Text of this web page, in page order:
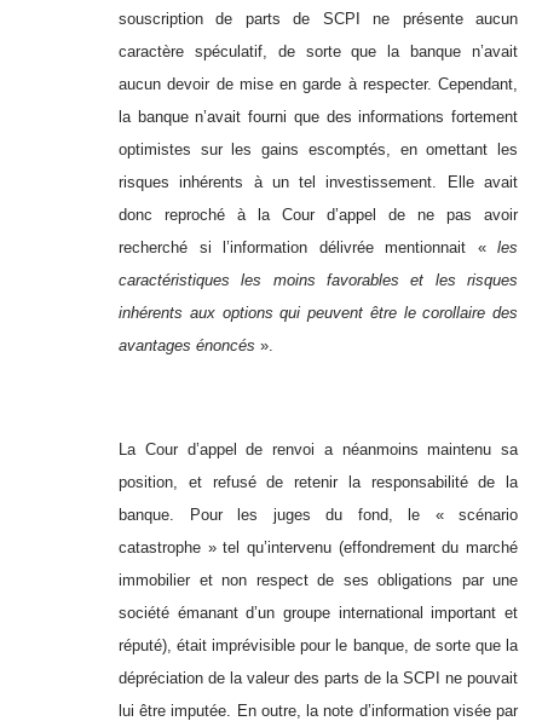
souscription de parts de SCPI ne présente aucun
caractère spéculatif, de sorte que la banque n’avait
aucun devoir de mise en garde à respecter. Cependant,
la banque n’avait fourni que des informations fortement
optimistes sur les gains escomptés, en omettant les
risques inhérents à un tel investissement. Elle avait
donc reproché à la Cour d’appel de ne pas avoir
recherché si l’information délivrée mentionnait « les
caractéristiques les moins favorables et les risques
inhérents aux options qui peuvent être le corollaire des
avantages énoncés ».
La Cour d’appel de renvoi a néanmoins maintenu sa
position, et refusé de retenir la responsabilité de la
banque. Pour les juges du fond, le « scénario
catastrophe » tel qu’intervenu (effondrement du marché
immobilier et non respect de ses obligations par une
société émanant d’un groupe international important et
réputé), était imprévisible pour le banque, de sorte que la
dépréciation de la valeur des parts de la SCPI ne pouvait
lui être imputée. En outre, la note d’information visée par